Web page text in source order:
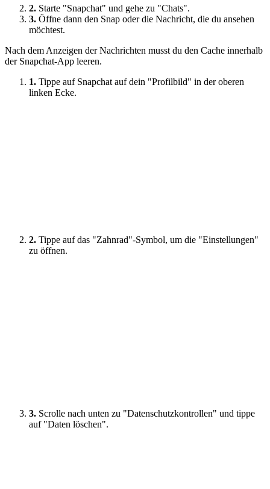
2. Starte "Snapchat" und gehe zu "Chats".
3. Öffne dann den Snap oder die Nachricht, die du ansehen
möchtest.
Nach dem Anzeigen der Nachrichten musst du den Cache innerhalb
der Snapchat-App leeren.
1. Tippe auf Snapchat auf dein "Profilbild" in der oberen
linken Ecke.
2. Tippe auf das "Zahnrad"-Symbol, um die "Einstellungen"
zu öffnen.
3. Scrolle nach unten zu "Datenschutzkontrollen" und tippe
auf "Daten löschen".